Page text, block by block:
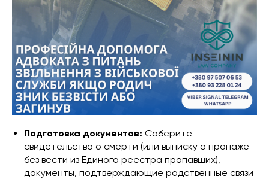
Подготовка документов: Соберите
свидетельство о смерти (или выписку о пропаже
без вести из Единого реестра пропавших),
документы, подтверждающие родственные связи